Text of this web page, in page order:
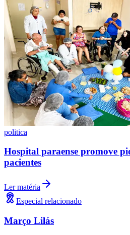
Grêmio
politica
Hospital paraense promove
pacientes
Ler matéria
Especial relacionado
Março Lilás